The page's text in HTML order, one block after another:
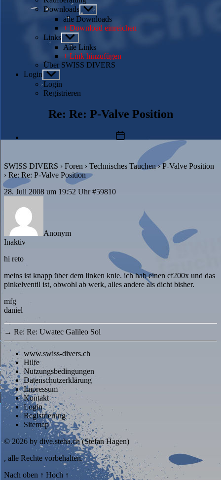
Downloads Untermenü
anzeigen
alle Downloads
+ Download einreichen
Links Untermenü
anzeigen
Alle Links
+ Link hinzufügen
Über SWISS DIVERS
Login Untermenü
anzeigen
Login
Registrieren
Re: Re: P-Valve Position
Beitragsdatum
SWISS DIVERS › Foren › Technisches Tauchen › P-Valve Position
› Re: Re: P-Valve Position
28. Juli 2008 um 19:52 Uhr #59810
Anonym
Inaktiv
hi reto
meins ist knapp über dem linken knie. ich hab einen cf200x und das
pinkelventil ist, obwohl ab werk, alles andere als dicht bisher.
mfg
daniel
→ Re: Re: Uwatec Galileo Sol
www.swiss-divers.ch
Hilfe
Nutzungsbedingungen
Datenschutzerklärung
Impressum
Kontakt
Login
Registrierung
Sitemap
© 2026 by dive.steha.ch (Stefan Hagen)
, alle Rechte vorbehalten.
Nach oben ↑ Hoch ↑